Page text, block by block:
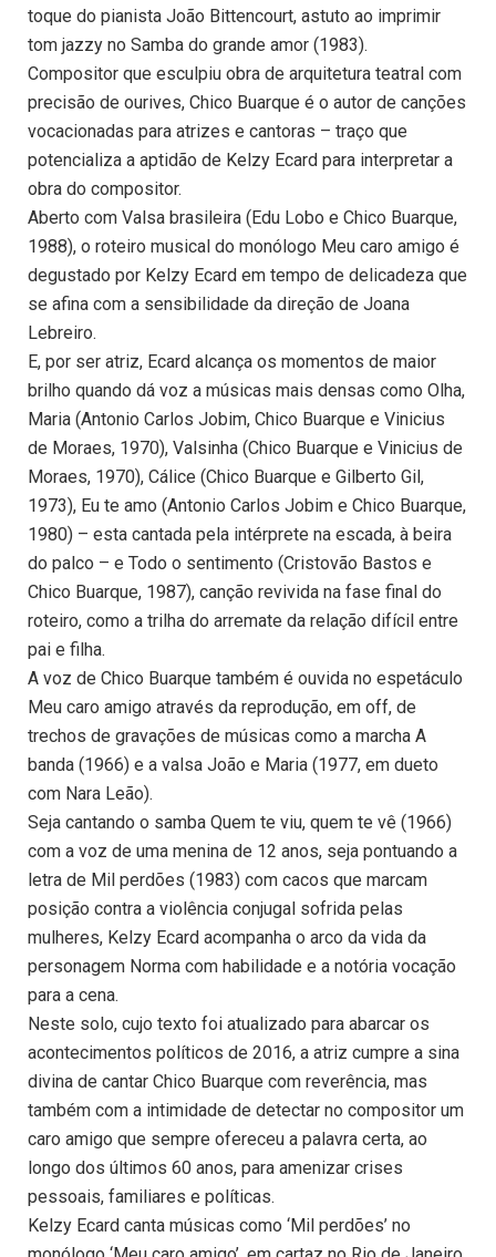
toque do pianista João Bittencourt, astuto ao imprimir
tom jazzy no Samba do grande amor (1983).
Compositor que esculpiu obra de arquitetura teatral com
precisão de ourives, Chico Buarque é o autor de canções
vocacionadas para atrizes e cantoras – traço que
potencializa a aptidão de Kelzy Ecard para interpretar a
obra do compositor.
Aberto com Valsa brasileira (Edu Lobo e Chico Buarque,
1988), o roteiro musical do monólogo Meu caro amigo é
degustado por Kelzy Ecard em tempo de delicadeza que
se afina com a sensibilidade da direção de Joana
Lebreiro.
E, por ser atriz, Ecard alcança os momentos de maior
brilho quando dá voz a músicas mais densas como Olha,
Maria (Antonio Carlos Jobim, Chico Buarque e Vinicius
de Moraes, 1970), Valsinha (Chico Buarque e Vinicius de
Moraes, 1970), Cálice (Chico Buarque e Gilberto Gil,
1973), Eu te amo (Antonio Carlos Jobim e Chico Buarque,
1980) – esta cantada pela intérprete na escada, à beira
do palco – e Todo o sentimento (Cristovão Bastos e
Chico Buarque, 1987), canção revivida na fase final do
roteiro, como a trilha do arremate da relação difícil entre
pai e filha.
A voz de Chico Buarque também é ouvida no espetáculo
Meu caro amigo através da reprodução, em off, de
trechos de gravações de músicas como a marcha A
banda (1966) e a valsa João e Maria (1977, em dueto
com Nara Leão).
Seja cantando o samba Quem te viu, quem te vê (1966)
com a voz de uma menina de 12 anos, seja pontuando a
letra de Mil perdões (1983) com cacos que marcam
posição contra a violência conjugal sofrida pelas
mulheres, Kelzy Ecard acompanha o arco da vida da
personagem Norma com habilidade e a notória vocação
para a cena.
Neste solo, cujo texto foi atualizado para abarcar os
acontecimentos políticos de 2016, a atriz cumpre a sina
divina de cantar Chico Buarque com reverência, mas
também com a intimidade de detectar no compositor um
caro amigo que sempre ofereceu a palavra certa, ao
longo dos últimos 60 anos, para amenizar crises
pessoais, familiares e políticas.
Kelzy Ecard canta músicas como ‘Mil perdões’ no